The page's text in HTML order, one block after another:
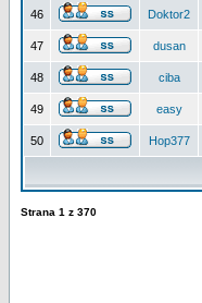
46 Doktor2
47 dusan
48 ciba
49 easy
50 Hop377
Strana 1 z 370